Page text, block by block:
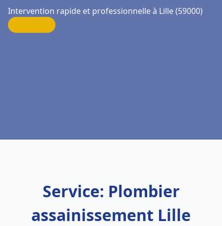
Intervention rapide et professionnelle à Lille (59000)
Service: Plombier
assainissement Lille